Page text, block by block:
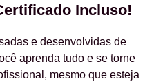
Incluso!
e desenvolvidas de
aprenda tudo e se torne
mesmo que esteja